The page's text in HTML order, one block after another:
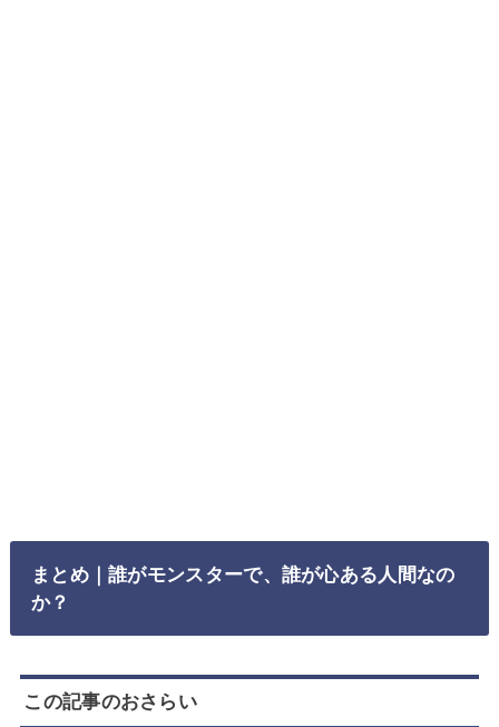
まとめ｜誰がモンスターで、誰が心ある人間なの
か？
この記事のおさらい